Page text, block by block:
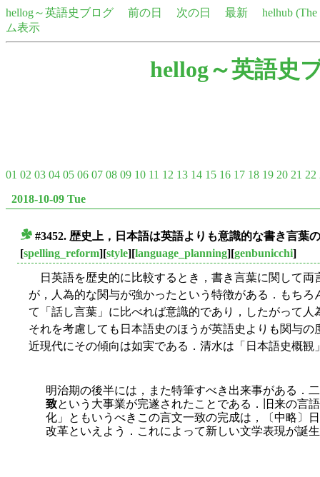
hellog～英語史ブログ 前の日 次の日 最新
helhub
ム表示
hellog～英語史
01 02 03 04 05 06 07 08 09 10 11 12 13 14 15 16 17 18 19 20 21 22
2018-10-09 Tue
#3452. 歴史上，日本語は英語よりも意識的な書き言葉
[spelling_reform][style][language_planning][genbunicchi]
日英語を歴史的に比較するとき，書き言葉に関して両
が，人為的な関与が強かったという特徴がある．もち
て「話し言葉」に比べれば意識的であり，したがって
それを考慮しても日本語史のほうが英語史よりも関与
近現代にその傾向は如実である．清水は「日本語史概観
明治期の後半には，また特筆すべき出来事がある．
致という大事業が完遂されたことである．旧来の言
化」ともいうべきこの言文一致の完成は，〔中略〕
改革といえよう．これによって新しい文学表現が誕